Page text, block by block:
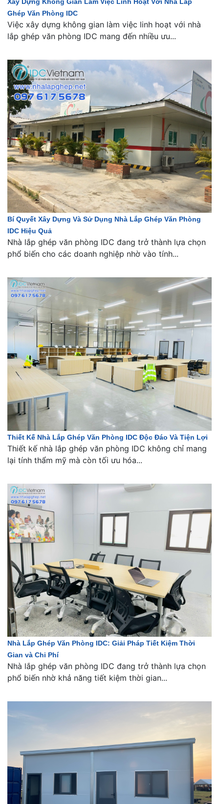
Ghép Văn Phòng IDC
Việc xây dựng không gian làm việc linh hoạt với nhà
lắp ghép văn phòng IDC mang đến nhiều ưu...
Bí Quyết Xây Dựng Và Sử Dụng Nhà Lắp Ghép Văn Phòng
IDC Hiệu Quả
Nhà lắp ghép văn phòng IDC đang trở thành lựa chọn
phổ biến cho các doanh nghiệp nhờ vào tính...
Thiết Kế Nhà Lắp Ghép Văn Phòng IDC Độc Đáo Và Tiện Lợi
Thiết kế nhà lắp ghép văn phòng IDC không chỉ mang
lại tính thẩm mỹ mà còn tối ưu hóa...
Nhà Lắp Ghép Văn Phòng IDC: Giải Pháp Tiết Kiệm Thời
Gian và Chi Phí
Nhà lắp ghép văn phòng IDC đang trở thành lựa chọn
phổ biến nhờ khả năng tiết kiệm thời gian...